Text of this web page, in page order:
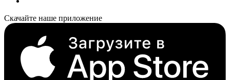
Скачайте наше приложение